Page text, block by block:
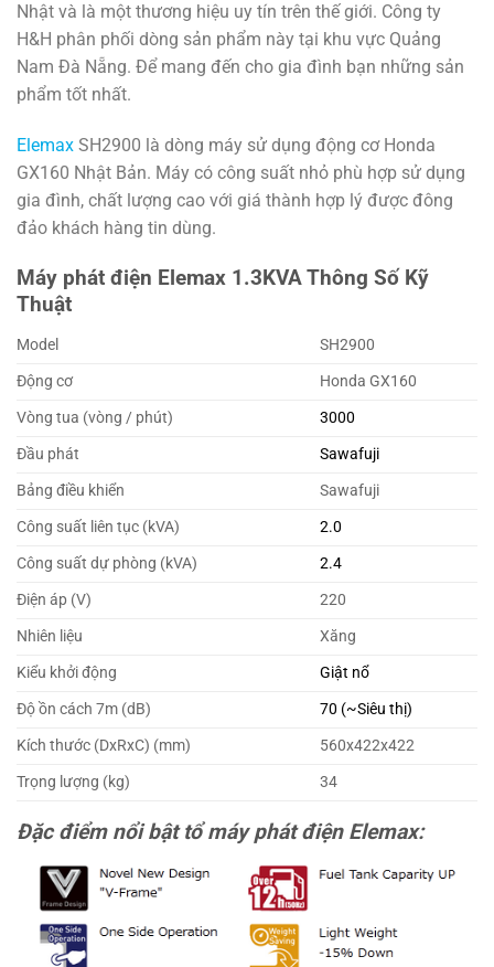
Nhật và là một thương hiệu uy tín trên thế giới. Công ty
H&H phân phối dòng sản phẩm này tại khu vực Quảng
Nam Đà Nẵng. Để mang đến cho gia đình bạn những sản
phẩm tốt nhất.
Elemax SH2900 là dòng máy sử dụng động cơ Honda
GX160 Nhật Bản. Máy có công suất nhỏ phù hợp sử dụng
gia đình, chất lượng cao với giá thành hợp lý được đông
đảo khách hàng tin dùng.
Máy phát điện Elemax 1.3KVA Thông Số Kỹ
Thuật
Model
SH2900
Động cơ
Honda GX160
Vòng tua (vòng / phút)
3000
Đầu phát
Sawafuji
Bảng điều khiển
Sawafuji
Công suất liên tục (kVA)
2.0
Công suất dự phòng (kVA)
2.4
Điện áp (V)
220
Nhiên liệu
Xăng
Kiểu khởi động
Giật nổ
Độ ồn cách 7m (dB)
70 (~Siêu thị)
Kích thước (DxRxC) (mm)
560x422x422
Trọng lượng (kg)
34
Đặc điểm nổi bật tổ máy phát điện Elemax: